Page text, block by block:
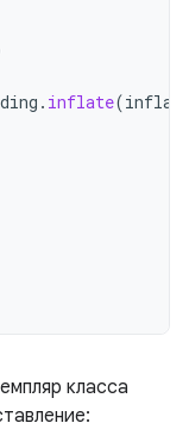
. inflate(
класса